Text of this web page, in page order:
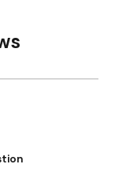
this product.